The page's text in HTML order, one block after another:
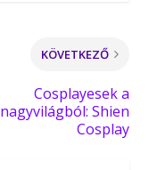
KÖVETKEZŐ
Cosplayesek a
nagyvilágból: Shien
Cosplay